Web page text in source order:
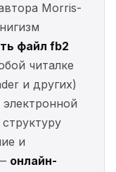
Morris-
файл fb2
читалке
и других)
и
онлайн-